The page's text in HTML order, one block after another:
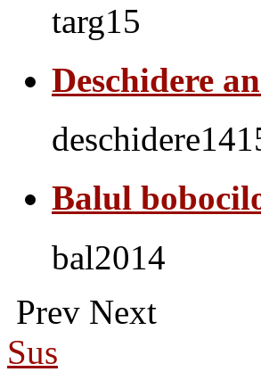
targ15
Deschidere
Balul
bal2014
Prev Next
Sus